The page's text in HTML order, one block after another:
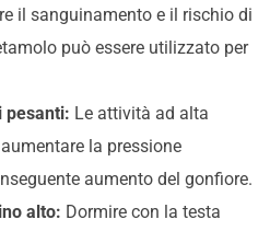
il sanguinamento e il rischio di
può essere utilizzato per
pesanti: Le attività ad alta
la pressione
aumento del gonfiore.
alto: Dormire con la testa